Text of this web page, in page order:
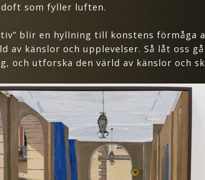
som fyller luften.
blir en hyllning till konstens
av känslor och upplevelser. Så låt oss
och utforska den värld av känslor och